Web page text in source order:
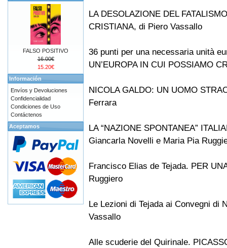
LA DESOLAZIONE DEL
CRISTIANA, di Piero Vassallo
36 punti per una necessaria unità
UN’EUROPA IN CUI POSSIAMO
NICOLA GALDO: UN UOMO
Ferrara
LA “NAZIONE SPONTANEA”
Giancarla Novelli e Maria Pia
Francisco Elias de Tejada. PER
Ruggiero
Le Lezioni di Tejada ai Convegni di
Vassallo
Alle scuderie del Quirinale.
FALSO POSITIVO
16.00€
15.20€
Información
Envíos y Devoluciones
Confidencialidad
Condiciones de Uso
Contáctenos
Aceptamos